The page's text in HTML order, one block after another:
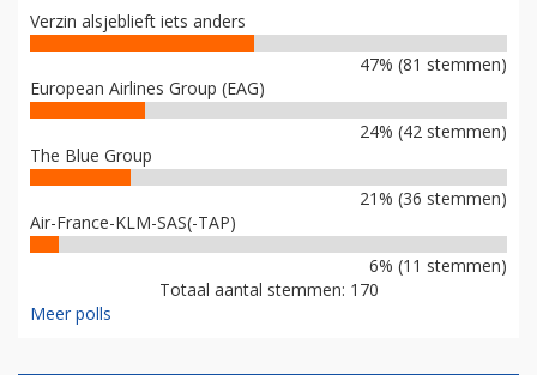
Verzin alsjeblieft iets anders
47% (81 stemmen)
European Airlines Group (EAG)
24% (42 stemmen)
The Blue Group
21% (36 stemmen)
Air-France-KLM-SAS(-TAP)
6% (11 stemmen)
Totaal aantal stemmen: 170
Meer polls